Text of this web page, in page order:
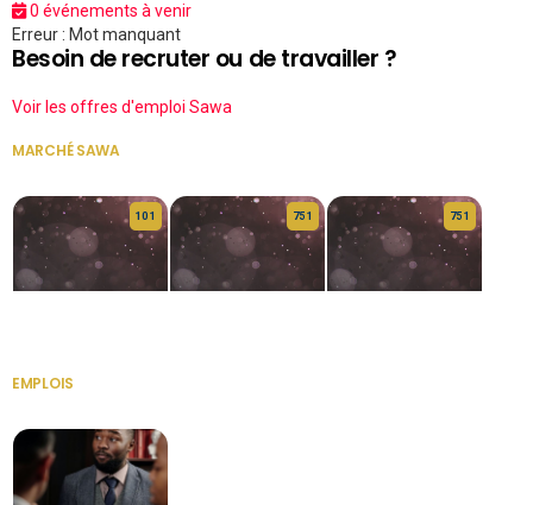
0 événements à venir
Erreur : Mot manquant
Besoin de recruter ou de travailler ?
Voir les offres d'emploi Sawa
MARCHÉ SAWA
10 1 75 1 75 1
EMPLOIS